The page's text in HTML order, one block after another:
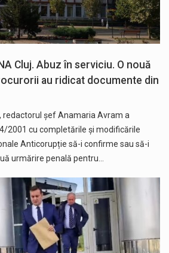
Cluj. Abuz în serviciu. O nouă
au ridicat documente din
redactorul șef Anamaria Avram a
2001 cu completările și modificările
Anticorupție să-i confirme sau să-i
urmărire penală pentru…